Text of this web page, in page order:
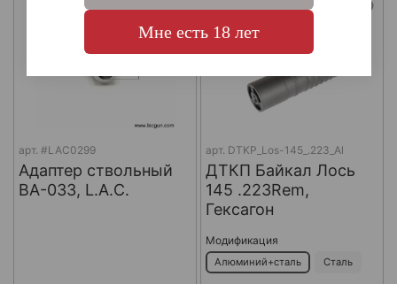
арт. #LAC0299
Адаптер ствольный
BA-033, L.A.C.
арт. DTKP_Los-145_.223_Al
ДТКП Байкал Лось
145 .223Rem,
Гексагон
Модификация
Алюминий+сталь Сталь
Мне есть 18 лет